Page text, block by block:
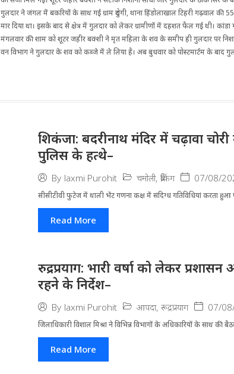
गुलदार ने जंगल में बकरियों के साथ गई ग्राम दुरोगी, थाना हिंडोलाखाल टिहरी गढ़वाल की 55
मार दिया था। इसके बाद से क्षेत्र में गुलदार को लेकर ग्रामीणों में दहशत फैल गई थी।
मंगलवार की शाम को शूटर जहीर बक्शी ने मृत महिला के शव के समीप ही गुलदार पर
वन विभाग ने गुलदार के शव को कब्जे में ले लिया है। अब बुधवार को पोस्टमार्टम के बाद
​शिकंजा: बदरीनाथ मंदिर में चढ़ावा
पुलिस के हत्थे–
By laxmi Purohit चमोली, ब्रेकिंग 07/08/
सीसीटीवी फुटेज में थाली भेंट गणना कक्ष में संदिग्ध गतिविधियां करता हुआ
Read More
रुद्रप्रयाग: भारी वर्षा को लेकर
रहने के निर्देश–
By laxmi Purohit आपदा, रूद्रप्रयाग 07/
जिला​धिकारी विशाल मिश्रा ने वि​भिन्न विभागों के अ​धिकारियों के साथ की
Read More